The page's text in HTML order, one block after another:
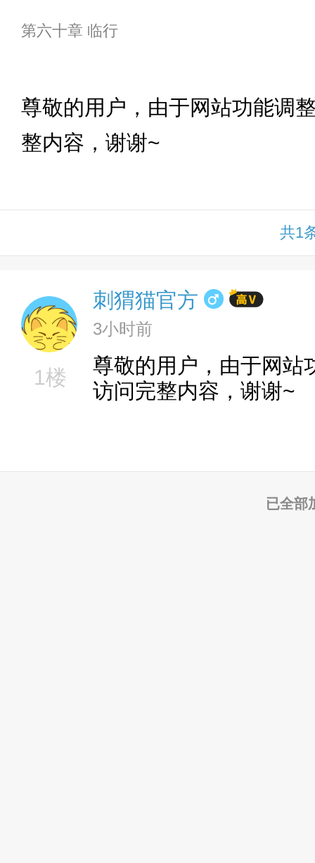
第六十章 临行
尊敬的用户，由于网站功能调
整内容，谢谢~
共1
1楼
刺猬猫官方
3小时前
尊敬的用户，由于网站
访问完整内容，谢谢~
已全部